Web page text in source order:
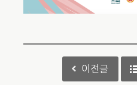
이전글